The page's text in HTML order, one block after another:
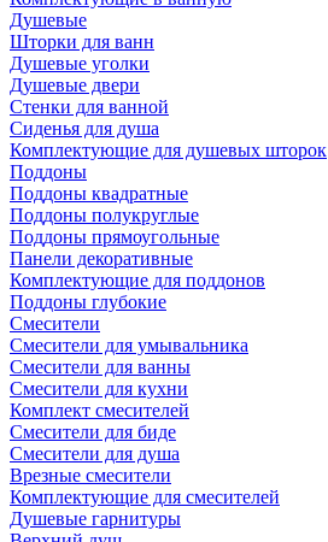
Душевые
Шторки для ванн
Душевые уголки
Душевые двери
Стенки для ванной
Сиденья для душа
Комплектующие для душевых шторок
Поддоны
Поддоны квадратные
Поддоны полукруглые
Поддоны прямоугольные
Панели декоративные
Комплектующие для поддонов
Поддоны глубокие
Смесители
Смесители для умывальника
Смесители для ванны
Смесители для кухни
Комплект смесителей
Смесители для биде
Смесители для душа
Врезные смесители
Комплектующие для смесителей
Душевые гарнитуры